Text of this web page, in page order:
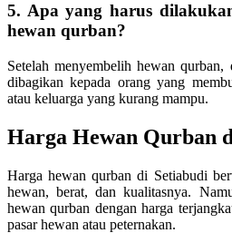
5. Apa yang harus
hewan qurban?
Setelah menyembelih hewan qurban,
dibagikan kepada orang yang
atau keluarga yang kurang mampu.
Harga Hewan Qurban
Harga hewan qurban di Setiabudi
hewan, berat, dan kualitasnya.
hewan qurban dengan harga
pasar hewan atau peternakan.